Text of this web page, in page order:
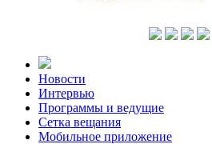
Новости
Интервью
Программы и ведущие
Сетка вещания
Мобильное приложение